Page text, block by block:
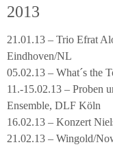
2013
21.01.13 – Trio Efrat
Eindhoven/NL
05.02.13 – What´s the
11.-15.02.13 – Proben
Ensemble, DLF Köln
16.02.13 – Konzert
21.02.13 – Wingold/